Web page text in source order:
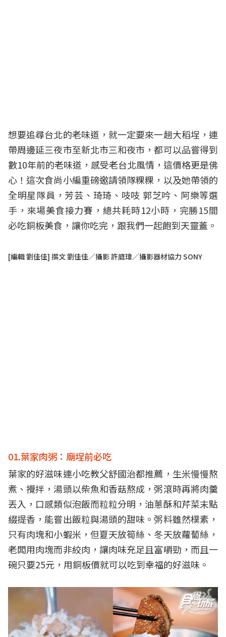
想要追尋台北的老味道，就一定要來一趟大稻埕，連
帶周邊延三夜市至新北市三和夜市，都可以品嘗得到
數10年前的老味道，感受老台北風情，這價格更是佛
心！這次食尚小編重磅邀請領隊粿粿，以及她帶領的
全明星隊員，芳芸、琦琦、吱吱 郭芝吟、阿樂等選
手，來場美食接力賽，總共耗時12小時，完勝15間
必吃銅板美食 ，讓你吃完，跟我們一起飽到天靈蓋。
[編輯 劉佳佳] 撰文 劉佳佳／攝影 許庭瑋／攝影器材協力 SONY
01.葉家肉粥：廟埕前必吃
葉家的好滋味連小吃教父舒國治都推薦，生米慢慢熬
煮、攪拌，湯頭以柴魚和香菇熬成，粥滾時再將肉羹
丟入，口感類似泡飯而粒粒分明，油蔥酥和芹菜末點
綴提香，能嘗出飯粒與湯頭的甜味。粥料雖然樸素，
只有肉塊和小蝦米，但夏天放筍絲、冬天放蘿蔔絲，
老闆用肉塊而非絞肉，讓肉味充足且富嚼勁，而且一
碗只要25元，用銅板價就可以吃到幸福的好滋味。